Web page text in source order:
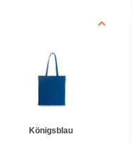
Königsblau